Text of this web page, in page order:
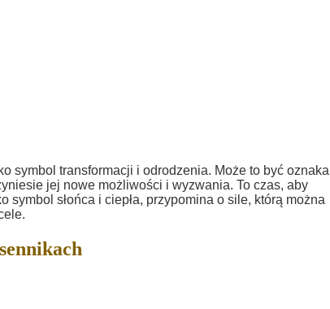
symbol transformacji i odrodzenia. Może to być
jej nowe możliwości i wyzwania. To czas, aby
słońca i ciepła, przypomina o sile, którą można